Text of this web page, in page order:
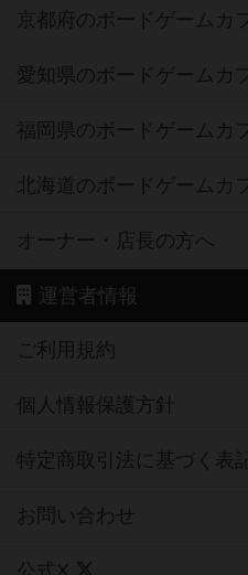
京都府のボードゲームカ
愛知県のボードゲームカ
福岡県のボードゲームカ
北海道のボードゲームカ
オーナー・店長の方へ
運営者情報
ご利用規約
個人情報保護方針
特定商取引法に基づく表
お問い合わせ